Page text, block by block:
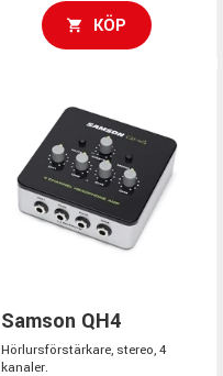
KÖP
Samson QH4
Hörlursförstärkare, stereo, 4
kanaler.